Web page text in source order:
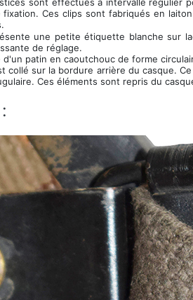
fixation. Ces clips sont fabriqués en
une petite étiquette blanche sur
de réglage.
patin en caoutchouc de forme
collé sur la bordure arrière du casque.
Ces éléments sont repris du